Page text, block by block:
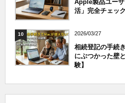
Apple製品ユー
活」完全チェッ
10 2026/03/27
相続登記の手続
にぶつかった壁
験】